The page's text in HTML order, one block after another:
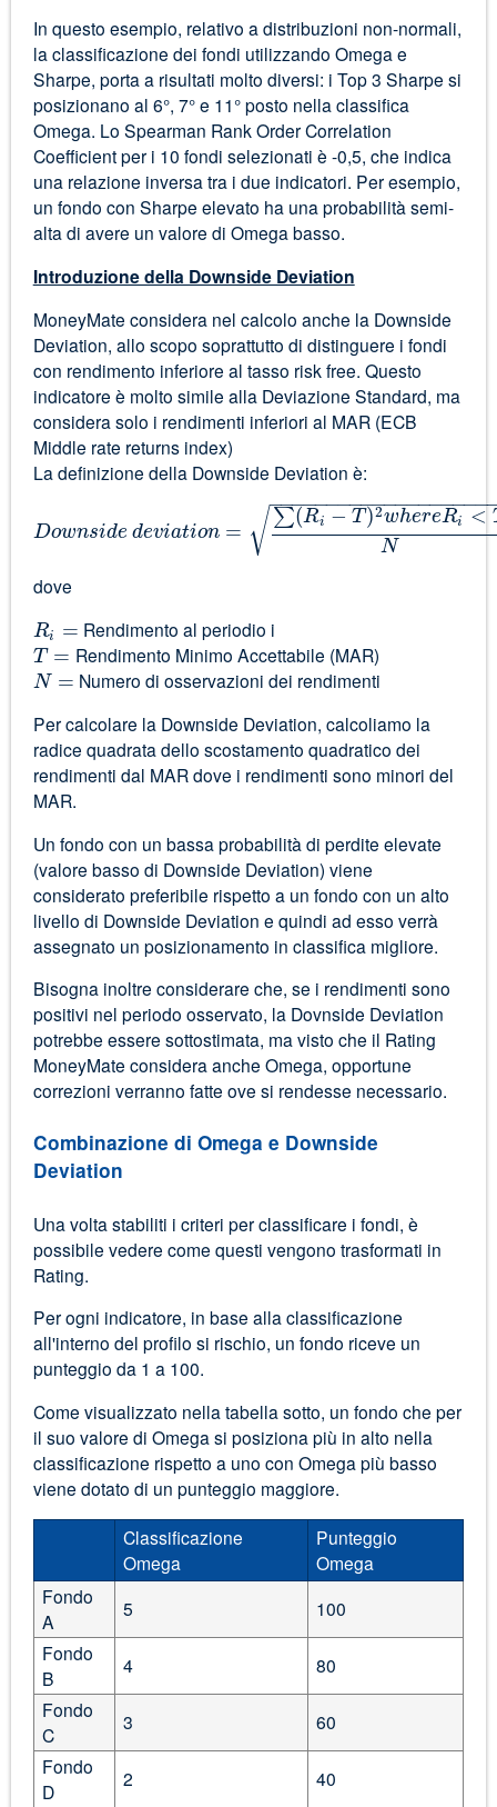
In questo esempio, relativo a distribuzioni non-normali,
la classificazione dei fondi utilizzando Omega e
Sharpe, porta a risultati molto diversi: i Top 3 Sharpe si
posizionano al 6°, 7° e 11° posto nella classifica
Omega. Lo Spearman Rank Order Correlation
Coefficient per i 10 fondi selezionati è -0,5, che indica
una relazione inversa tra i due indicatori. Per esempio,
un fondo con Sharpe elevato ha una probabilità semi-
alta di avere un valore di Omega basso.
Introduzione della Downside Deviation
MoneyMate considera nel calcolo anche la Downside
Deviation, allo scopo soprattutto di distinguere i fondi
con rendimento inferiore al tasso risk free. Questo
indicatore è molto simile alla Deviazione Standard, ma
considera solo i rendimenti inferiori al MAR (ECB
Middle rate returns index)
La definizione della Downside Deviation è:
Downsidedeviation = ∑(Ri −T)2whereRi <
N
−−−−−−−−−−−−−−−−−−−
√
dove
Ri = Rendimento al periodio i
T = Rendimento Minimo Accettabile (MAR)
N = Numero di osservazioni dei rendimenti
Per calcolare la Downside Deviation, calcoliamo la
radice quadrata dello scostamento quadratico dei
rendimenti dal MAR dove i rendimenti sono minori del
MAR.
Un fondo con un bassa probabilità di perdite elevate
(valore basso di Downside Deviation) viene
considerato preferibile rispetto a un fondo con un alto
livello di Downside Deviation e quindi ad esso verrà
assegnato un posizionamento in classifica migliore.
Bisogna inoltre considerare che, se i rendimenti sono
positivi nel periodo osservato, la Dovnside Deviation
potrebbe essere sottostimata, ma visto che il Rating
MoneyMate considera anche Omega, opportune
correzioni verranno fatte ove si rendesse necessario.
Combinazione di Omega e Downside
Deviation
Una volta stabiliti i criteri per classificare i fondi, è
possibile vedere come questi vengono trasformati in
Rating.
Per ogni indicatore, in base alla classificazione
all'interno del profilo si rischio, un fondo riceve un
punteggio da 1 a 100.
Come visualizzato nella tabella sotto, un fondo che per
il suo valore di Omega si posiziona più in alto nella
classificazione rispetto a uno con Omega più basso
viene dotato di un punteggio maggiore.
Classificazione
Omega
Punteggio
Omega
Fondo
A
5
100
Fondo
B
4
80
Fondo
C
3
60
Fondo
D
2 40